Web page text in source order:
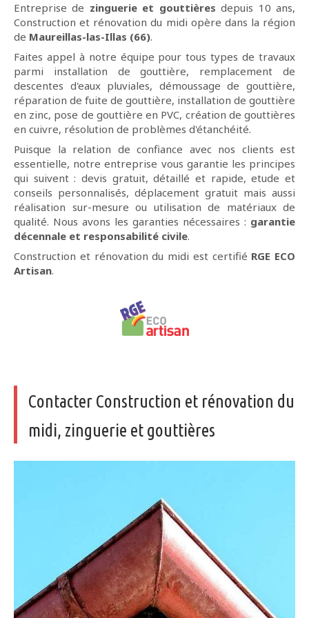
Entreprise de zinguerie et gouttières depuis 10 ans,
Construction et rénovation du midi opère dans la région
de Maureillas-las-Illas (66).
Faites appel à notre équipe pour tous types de travaux
parmi installation de gouttière, remplacement de
descentes d'eaux pluviales, démoussage de gouttière,
réparation de fuite de gouttière, installation de gouttière
en zinc, pose de gouttière en PVC, création de gouttières
en cuivre, résolution de problèmes d'étanchéité.
Puisque la relation de confiance avec nos clients est
essentielle, notre entreprise vous garantie les principes
qui suivent : devis gratuit, détaillé et rapide, etude et
conseils personnalisés, déplacement gratuit mais aussi
réalisation sur-mesure ou utilisation de matériaux de
qualité. Nous avons les garanties nécessaires : garantie
décennale et responsabilité civile.
Construction et rénovation du midi est certifié RGE ECO
Artisan.
Contacter Construction et rénovation du
midi, zinguerie et gouttières